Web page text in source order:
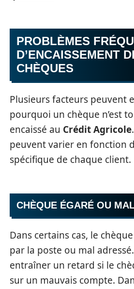
PROBLÈMES
D’ENCAISSEMENT
CHÈQUES
Plusieurs facteurs peuvent
pourquoi un chèque n’est
encaissé au Crédit Agricole
peuvent varier en fonction
spécifique de chaque client.
CHÈQUE ÉGARÉ OU
Dans certains cas, le
par la poste ou mal
entraîner un retard si le
sur un mauvais compte.